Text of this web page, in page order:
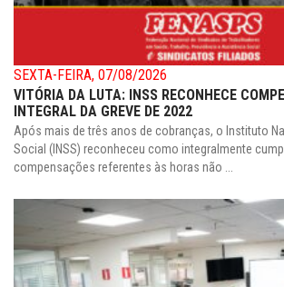
SEXTA-FEIRA, 07/08/2026
VITÓRIA DA LUTA: INSS RECONHECE
INTEGRAL DA GREVE DE 2022
Após mais de três anos de cobranças, o Instituto
Social (INSS) reconheceu como integralmente
compensações referentes às horas não ...